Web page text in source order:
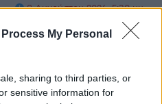
My Personal
sharing to third parties, or
sensitive information for
8 Αυγούστου 2026, 5:30 μμ